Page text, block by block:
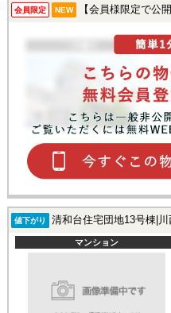
会員限定 NEW 【会員様限定で
値下がり 清和台住宅団地13号棟|
マンション